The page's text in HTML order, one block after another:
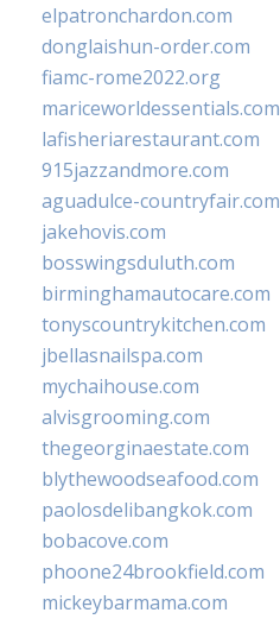
elpatronchardon.com
donglaishun-order.com
fiamc-rome2022.org
mariceworldessentials.com
lafisheriarestaurant.com
915jazzandmore.com
aguadulce-countryfair.com
jakehovis.com
bosswingsduluth.com
birminghamautocare.com
tonyscountrykitchen.com
jbellasnailspa.com
mychaihouse.com
alvisgrooming.com
thegeorginaestate.com
blythewoodseafood.com
paolosdelibangkok.com
bobacove.com
phoone24brookfield.com
mickeybarmama.com